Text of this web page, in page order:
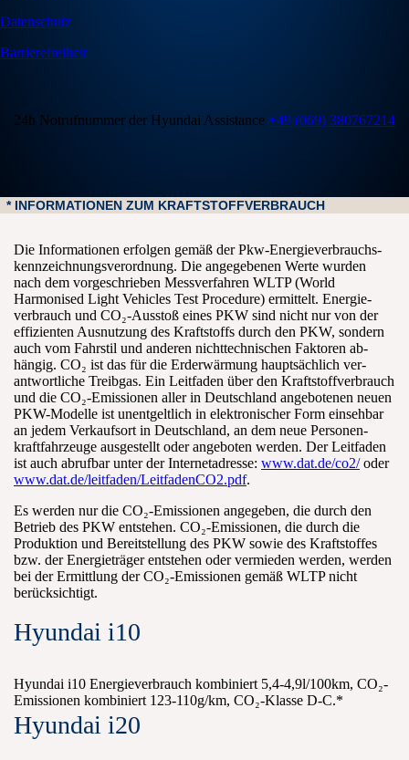
Datenschutz
Barrierefreiheit
24h Notrufnummer der Hyundai Assistance +49 (069) 380767214
* INFORMATIONEN ZUM KRAFTSTOFFVERBRAUCH
Die Informationen erfolgen gemäß der Pkw-Energie­verbrauchs­
kennzeichnungs­verordnung. Die an­gegebenen Werte wurden
nach dem vor­geschrieben Mess­verfahren WLTP (World
Harmonised Light Vehicles Test Procedure) er­mittelt. Energie­
verbrauch und CO₂-Ausstoß eines PKW sind nicht nur von der
effizienten Aus­nutzung des Kraft­stoffs durch den PKW, sondern
auch vom Fahr­stil und anderen nicht­technischen Faktoren ab­
hängig. CO₂ ist das für die Erd­erwärmung haupt­sächlich ver­
antwortliche Treib­gas. Ein Leit­faden über den Kraft­stoff­verbrauch
und die CO₂-Emissionen aller in Deutschland an­gebotenen neuen
PKW-Modelle ist un­entgeltlich in elektronischer Form ein­sehbar
an jedem Verkaufs­ort in Deutschland, an dem neue Personen­
kraftfahrzeuge aus­gestellt oder an­geboten werden. Der Leit­faden
ist auch ab­rufbar unter der Internet­adresse: www.dat.de/co2/oder
www.dat.de/leitfaden/LeitfadenCO2.pdf.
Es werden nur die CO₂-Emissionen ange­geben, die durch den
Be­trieb des PKW ent­stehen. CO₂-Emissionen, die durch die
Produktion und Bereit­stellung des PKW sowie des Kraft­stoffes
bzw. der Energie­träger ent­stehen oder ver­mieden werden, werden
bei der Er­mittlung der CO₂-Emissionen gemäß WLTP nicht
berücksichtigt.
Hyundai i10
Hyundai i10 Energieverbrauch kombiniert 5,4-4,9l/100km, CO₂-
Emissionen kombiniert 123-110g/km, CO₂-Klasse D-C.*
Hyundai i20